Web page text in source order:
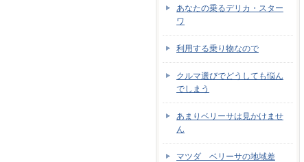
あなたの乗るデリカ・スター
ワ
利用する乗り物なので
クルマ選びでどうしても悩ん
でしまう
あまりベリーサは見かけませ
ん
マツダ ベリーサの地域差